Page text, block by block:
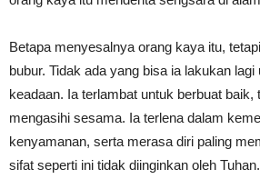
Betapa menyesalnya orang kaya itu,
bubur. Tidak ada yang bisa ia lakukan
keadaan. Ia terlambat untuk berbuat baik,
mengasihi sesama. Ia terlena dalam
kenyamanan, serta merasa diri paling
sifat seperti ini tidak diinginkan oleh